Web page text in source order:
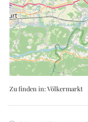
Zu finden in:Völkermarkt